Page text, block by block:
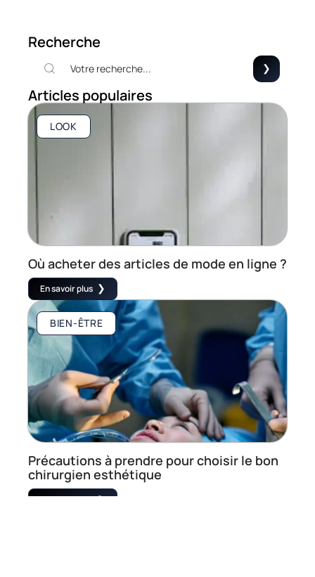
Recherche
Articles populaires
LOOK
Où acheter des articles de mode en ligne ?
En savoir plus
BIEN-ÊTRE
Précautions à prendre pour choisir le bon
chirurgien esthétique
En savoir plus